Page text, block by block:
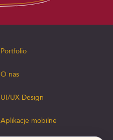
Portfolio
O nas
UI/UX Design
Aplikacje mobilne